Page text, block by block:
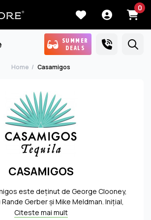
0
SUMMER
DEALS
Home Casamigos
CASAMIGOS
este deţinut de George Clooney,
Gerber şi Mike Meldman. Iniţial,
a pornit ca un business. Cei trei şi-au
Citeste mai mult